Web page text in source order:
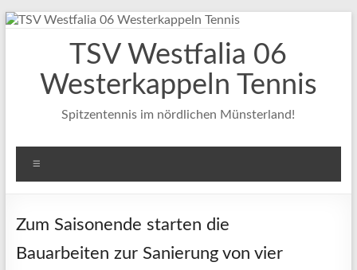
Zum
TSV Westfalia 06
Westerkappeln Tennis
Spitzentennis im nördlichen Münsterland!
Zum Saisonende starten die
Bauarbeiten zur Sanierung von vier